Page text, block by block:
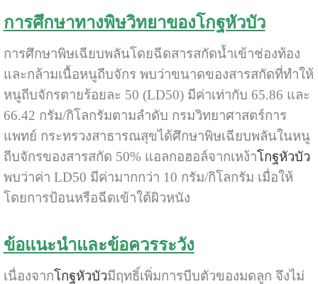
การศึกษาทางพิษวิทยาของโกฐหัวบัว
การศึกษาพิษเฉียบพลันโดยฉีดสารสกัดน้ำเข้าช่องท้อง
และกล้ามเนื้อหนูถีบจักร พบว่าขนาดของสารสกัดที่ทำให้
หนูถีบจักรตายร้อยละ 50 (LD50) มีค่าเท่ากับ 65.86 และ
66.42 กรัม/กิโลกรัมตามลำดับ กรมวิทยาศาสตร์การ
แพทย์ กระทรวงสาธารณสุขได้ศึกษาพิษเฉียบพลันในหนู
ถีบจักรของสารสกัด 50% แอลกอฮอล์จากเหง้าโกฐหัวบัว
พบว่าค่า LD50 มีค่ามากกว่า 10 กรัม/กิโลกรัม เมื่อให้
โดยการป้อนหรือฉีดเข้าใต้ผิวหนัง
ข้อแนะนำและข้อควรระวัง
เนื่องจากโกฐหัวบัวมีฤทธิ์เพิ่มการบีบตัวของมดลูก จึงไม่